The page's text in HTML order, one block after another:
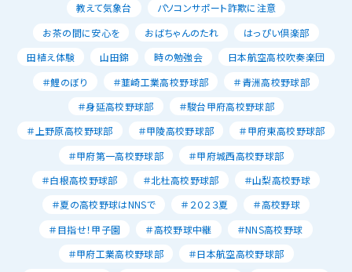
教えて気象台
パソコンサポート詐欺に注意
お茶の間に安心を
おばちゃんのたれ
はっぴい倶楽部
田植え体験
山田錦 時の勉強会
日本航空高校吹奏楽団
＃鯉のぼり
＃韮崎工業高校野球部
＃青洲高校野球部
＃身延高校野球部
＃駿台甲府高校野球部
＃上野原高校野球部
＃甲陵高校野球部
＃甲府東高校野球部
＃甲府第一高校野球部
＃甲府城西高校野球部
＃白根高校野球部
＃北杜高校野球部
＃山梨高校野球
＃夏の高校野球はNNSで
＃２０２３夏
＃高校野球
＃目指せ！甲子園
＃高校野球中継
＃NNS高校野球
＃甲府工業高校野球部
＃日本航空高校野球部